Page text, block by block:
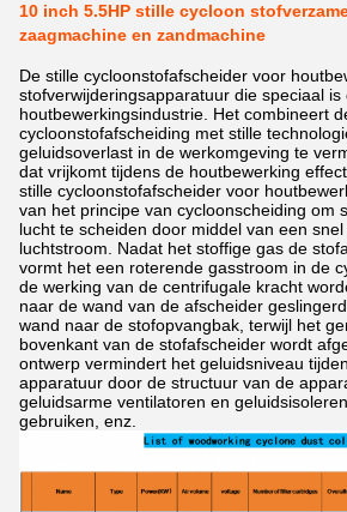
10 inch 5.5HP stille cycloon
zaagmachine en zandmachine
De stille cycloonstofafscheider voor
stofverwijderingsapparatuur die speciaal
houtbewerkingsindustrie. Het combineert
cycloonstofafscheiding met stille
geluidsoverlast in de werkomgeving te
dat vrijkomt tijdens de houtbewerking
stille cycloonstofafscheider voor
van het principe van cycloonscheiding om
lucht te scheiden door middel van een
luchtstroom. Nadat het stoffige gas de
vormt het een roterende gasstroom in de
de werking van de centrifugale kracht
naar de wand van de afscheider
wand naar de stofopvangbak, terwijl het
bovenkant van de stofafscheider wordt
ontwerp vermindert het geluidsniveau
apparatuur door de structuur van de
geluidsarme ventilatoren en
gebruiken, enz.